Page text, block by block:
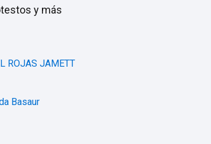
y más
ROJAS JAMETT
Basaur